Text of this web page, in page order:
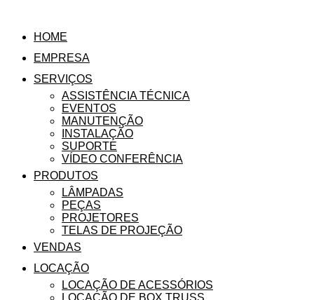
HOME
EMPRESA
SERVIÇOS
ASSISTÊNCIA TÉCNICA
EVENTOS
MANUTENÇÃO
INSTALAÇÃO
SUPORTE
VÍDEO CONFERÊNCIA
PRODUTOS
LÂMPADAS
PEÇAS
PROJETORES
TELAS DE PROJEÇÃO
VENDAS
LOCAÇÃO
LOCAÇÃO DE ACESSÓRIOS
LOCAÇÃO DE BOX TRUSS